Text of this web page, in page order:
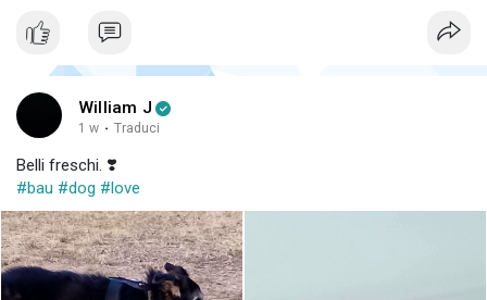
William J
1 w · Traduci
Belli freschi. ❣️
#bau #dog #love